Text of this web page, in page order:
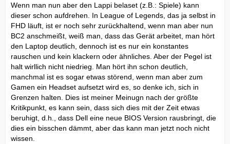
Wenn man nun aber den Lappi belaset (z.B.: Spiele) kann
dieser schon aufdrehen. In League of Legends, das ja selbst in
FHD läuft, ist er noch sehr zurückhaltend, wenn man aber nun
BC2 anschmeißt, weiß man, dass das Gerät arbeitet, man hört
den Laptop deutlich, dennoch ist es nur ein konstantes
rauschen und kein klackern oder ähnliches. Aber der Pegel ist
halt wirllich nicht niedrieg. Man hört ihn schon deutlich,
manchmal ist es sogar etwas störend, wenn man aber zum
Gamen ein Headset aufsetzt wird es, so denke ich, sich in
Grenzen halten. Dies ist meiner Meinugn nach der größte
Kritikpunkt, es kann sein, dass sich dies mit der Zeit etwas
beruhigt, d.h., dass Dell eine neue BIOS Version rausbringt, die
dies ein bisschen dämmt, aber das kann man jetzt noch nicht
wissen.